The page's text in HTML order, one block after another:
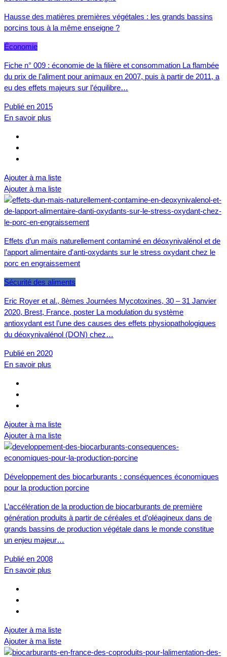
Hausse des matières premières végétales : les grands bassins
porcins tous à la même enseigne ?
Économie
Fiche n° 009 : économie de la filière et consommation La flambée
du prix de l’aliment pour animaux en 2007, puis à partir de 2011, a
eu des effets majeurs sur l’équilibre…
Publié en 2015
En savoir plus
Ajouter à ma liste
Ajouter à ma liste
Effets d’un maïs naturellement contaminé en déoxynivalénol et de
l’apport alimentaire d'anti-oxydants sur le stress oxydant chez le
porc en engraissement
Sécurité des aliments
Eric Royer et al., 8èmes Journées Mycotoxines, 30 – 31 Janvier
2020, Brest, France, poster La modulation du système
antioxydant est l’une des causes des effets physiopathologiques
du déoxynivalénol (DON) chez…
Publié en 2020
En savoir plus
Ajouter à ma liste
Ajouter à ma liste
Développement des biocarburants : conséquences économiques
pour la production porcine
L’accélération de la production de biocarburants de première
génération produits à partir de céréales et d’oléagineux dans de
grands bassins de production végétale dans le monde constitue
un enjeu majeur…
Publié en 2008
En savoir plus
Ajouter à ma liste
Ajouter à ma liste